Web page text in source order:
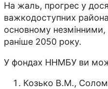
На жаль, прогрес у
важкодоступних
основному незмінними,
раніше 2050 року.
У фондах ННМБУ ви
Козько В.М.,